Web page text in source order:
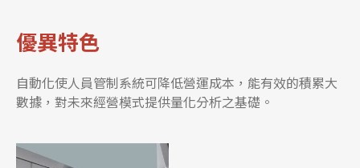
優異特色
自動化使人員管制系統可降低營運成本，能有效的積累大
數據，對未來經營模式提供量化分析之基礎。